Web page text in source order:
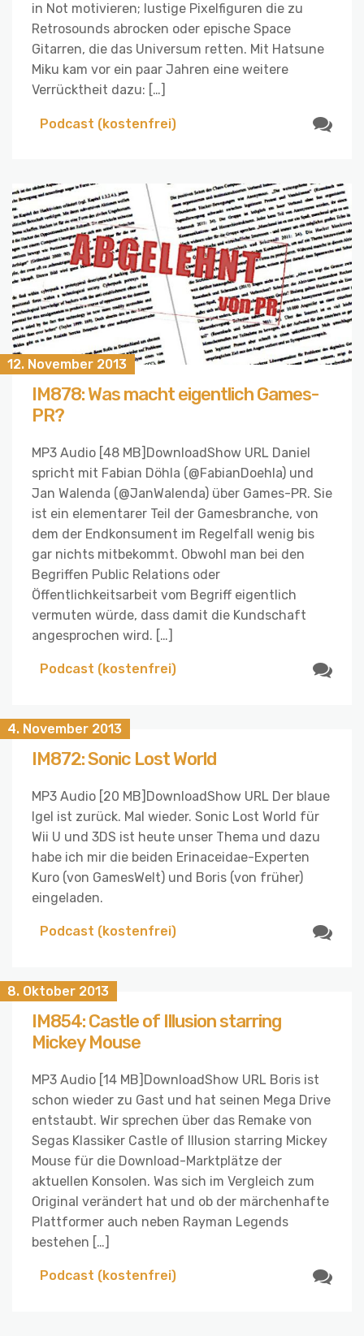
in Not motivieren; lustige Pixelfiguren die zu
Retrosounds abrocken oder epische Space
Gitarren, die das Universum retten. Mit Hatsune
Miku kam vor ein paar Jahren eine weitere
Verrücktheit dazu: […]
Podcast (kostenfrei)
12. November 2013
IM878: Was macht eigentlich Games-
PR?
MP3 Audio [48 MB]DownloadShow URL Daniel
spricht mit Fabian Döhla (@FabianDoehla) und
Jan Walenda (@JanWalenda) über Games-PR. Sie
ist ein elementarer Teil der Gamesbranche, von
dem der Endkonsument im Regelfall wenig bis
gar nichts mitbekommt. Obwohl man bei den
Begriffen Public Relations oder
Öffentlichkeitsarbeit vom Begriff eigentlich
vermuten würde, dass damit die Kundschaft
angesprochen wird. […]
Podcast (kostenfrei)
4. November 2013
IM872: Sonic Lost World
MP3 Audio [20 MB]DownloadShow URL Der blaue
Igel ist zurück. Mal wieder. Sonic Lost World für
Wii U und 3DS ist heute unser Thema und dazu
habe ich mir die beiden Erinaceidae-Experten
Kuro (von GamesWelt) und Boris (von früher)
eingeladen.
Podcast (kostenfrei)
8. Oktober 2013
IM854: Castle of Illusion starring
Mickey Mouse
MP3 Audio [14 MB]DownloadShow URL Boris ist
schon wieder zu Gast und hat seinen Mega Drive
entstaubt. Wir sprechen über das Remake von
Segas Klassiker Castle of Illusion starring Mickey
Mouse für die Download-Marktplätze der
aktuellen Konsolen. Was sich im Vergleich zum
Original verändert hat und ob der märchenhafte
Plattformer auch neben Rayman Legends
bestehen […]
Podcast (kostenfrei)